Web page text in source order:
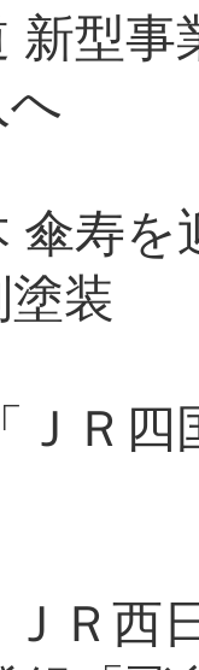
新型
傘寿
装
ＪＲ
Ｒ西